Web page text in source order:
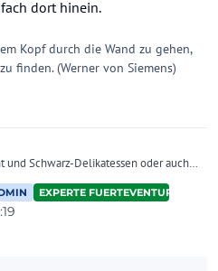
dort hinein.
Kopf durch die Wand zu gehen,
finden. (Werner von Siemens)
und Schwarz-Delikatessen oder auch
beiihrenReisen nur Vermittler. Tw.
Reisen bei allen Anbietern
zu schimpfen und den anderen zu
EXPERTE FUERTEVENTURA